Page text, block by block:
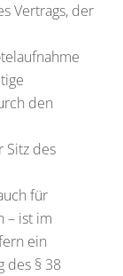
Vertrags, der
den
Sitz des
für
– ist im
ein
des § 38